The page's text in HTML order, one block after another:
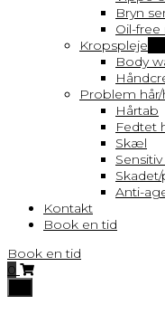
Bryn
Oil-
Kropspleje
Body
Problem
Hårtab
Fedtet
Skæl
Anti-
Kontakt
Book en tid
Book en tid
0
navigation